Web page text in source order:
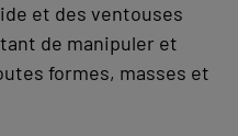
et des ventouses
de manipuler et
formes, masses et